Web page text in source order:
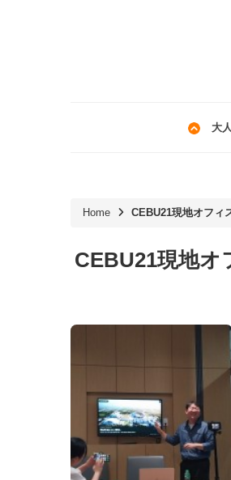
大
Home CEBU21現地オフィ
CEBU21現地オ